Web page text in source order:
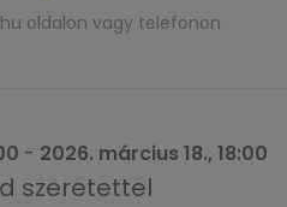
oldalon vagy telefonon
- 2026. március 18., 18:00
szeretettel